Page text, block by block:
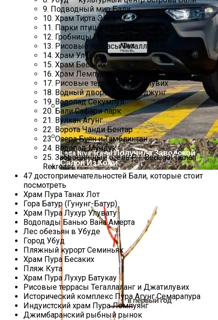
Пошаговое Руководство: Как Посадить
Малину Осенью
Список Вещей Для Новорожденного На
Первые Месяцы Жизни
Lada Niva Travel Получила Заводской
Салон Из Кожи
9. Подводный мир Бали
10. Храм Тирта Эмпул
11. Парки птиц и рептилий
12. Гробницы Гунунг Кави
13. Рисовые террасы Тегаллаланг
14. Храм Улувату
15. Храм Бесаких
16. Храм Лемпуянг
17. Рисовые террасы Джатилувих
18. Водный дворец Таман Уджунг
19. Водопад Секумпул
20. Бали Сафари парк
21. Вулкан Агунг
22. Ворота Чанди Бентар
23. Озера Буян и Тамблинган
24. Водопад Мундук
25. Заброшенный отель P. I. Bedugul Taman
Rekreasi
47 достопримечательностей Бали, которые стоит
посмотреть
Храм Пура Танах Лот
Гора Батур (Гунунг-Батур)
Храм Пура Лухур Улувату
Водопады Банью Вана Амерта
Лес обезьян в Убуде
Город Убуд
Пляжный курорт Семиньяк
Храм Пура Бесаких
Пляж Кута
Храм Пура Лухур Батукау
Рисовые террасы Тегаллаланг и Джатилувих
Исторический комплекс Пура Агунг Семарапура
Индуистский храм Пура Лемпуянг
Джимбаранский рыбный рынок